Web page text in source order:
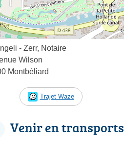
- Zerr, Notaire
Wilson
Montbéliard
Trajet Waze
Venir en